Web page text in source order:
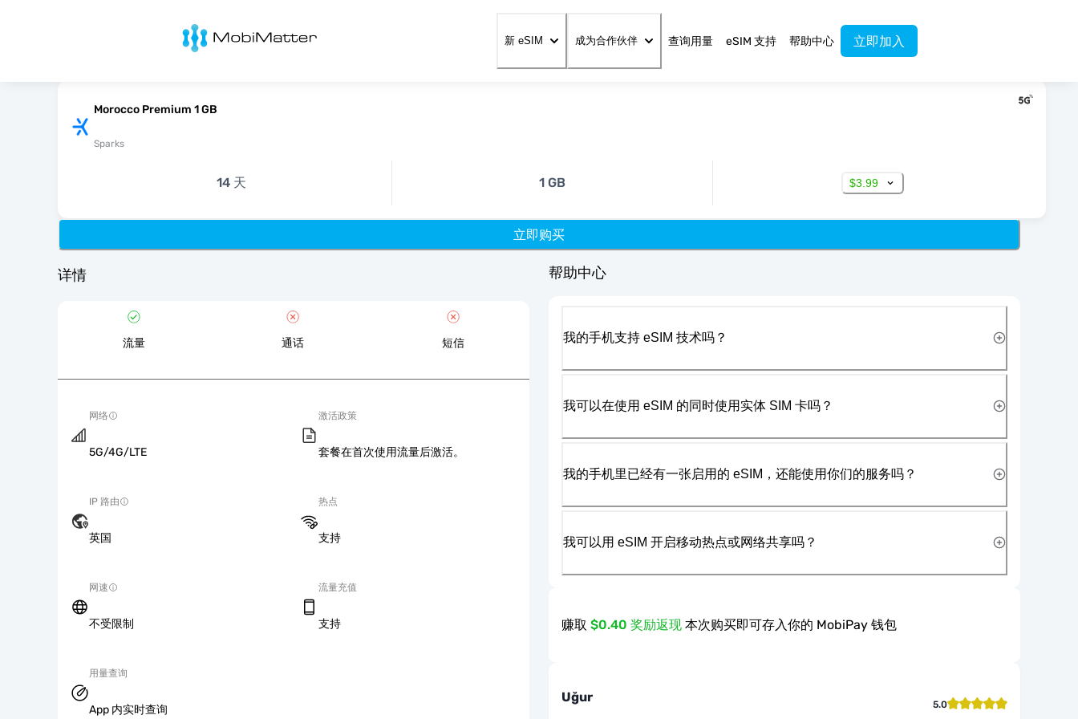
MobiMatter
新 eSIM 成为合作伙伴 查询用量 eSIM 支持 帮助中心 立即加入
Morocco Premium 1 GB
Sparks
14 天 1 GB $3.99
立即购买
详情
流量 通话 短信
网络
5G/4G/LTE
激活政策
套餐在首次使用流量后激活。
IP 路由
英国
热点
支持
网速
不受限制
流量充值
支持
用量查询
App 内实时查询
帮助中心
我的手机支持 eSIM 技术吗？
我可以在使用 eSIM 的同时使用实体 SIM 卡吗？
我的手机里已经有一张启用的 eSIM，还能使用你们的服务吗？
我可以用 eSIM 开启移动热点或网络共享吗？
赚取 $0.40 奖励返现 本次购买即可存入你的 MobiPay 钱包
Uğur 5.0